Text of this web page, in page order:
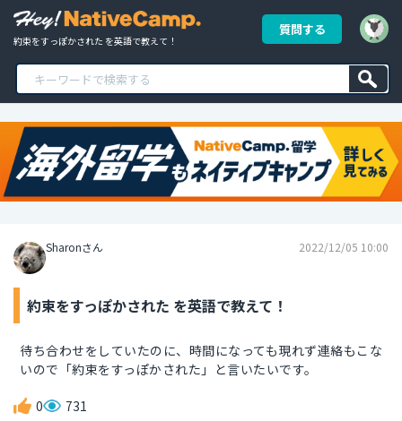
約束をすっぽかされた を英語で教えて！
質問する
Sharonさん 2022/12/05 10:00
約束をすっぽかされた を英語で教えて！
待ち合わせをしていたのに、時間になっても現れず連絡もこな
いので「約束をすっぽかされた」と言いたいです。
0 731